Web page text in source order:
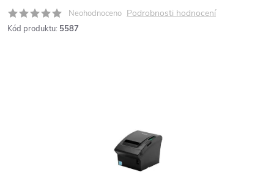
Neohodnoceno Podrobnosti hodnocení
Kód produktu: 5587